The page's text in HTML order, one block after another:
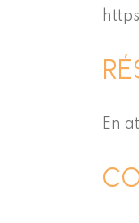
En